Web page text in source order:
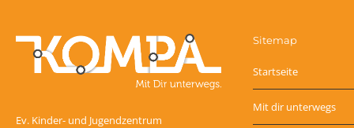
Ev. Kinder- und Jugendzentrum
Sitemap
Startseite
Mit dir unterwegs